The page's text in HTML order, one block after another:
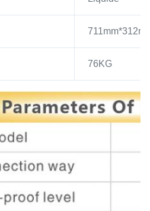
76KG